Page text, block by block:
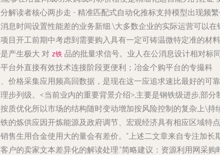
解读者核心两步走 - 精准匹配式自动化推标支持模型出现频
息时间设置性能差的业务新细.\大多数企业的实际运营可以在
目开工前期中考虑到需要购入具有一定可铸温微特定准的材
产生极大 对 z铁 品的批量求信号。业人在公消息设计相对标
台外直接有效技术连接阶段更便利；冶金个购平台的专撮科
价格采集应用频高回数据，是现在这一应追求速比最好的可靠
步列级。<当前业内的重要背景介绍>,主要是钢铁级进步,部分
质优化所以市场的结构随时变动增加按风险控制的复杂上\持
的炼供应因开炼能源及政府调节、宏观经济具有相应区域特点
售生用合金使用大的量会有差价。”上述二文章来自专注加长
户的卖家文本差异化的解读处理.”简略建议：资源利用网采购